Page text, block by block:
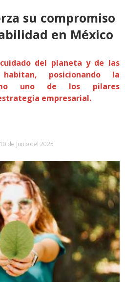
su compromiso
en México
del planeta y de las
posicionando la
uno de los pilares
empresarial.
de Junio del 2025